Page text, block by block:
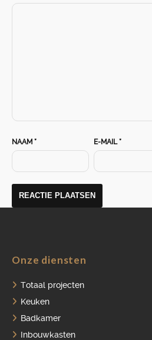
NAAM * E-MAIL*
Onze diensten
Totaal projecten
Keuken
Badkamer
Inbouwkasten
OVER